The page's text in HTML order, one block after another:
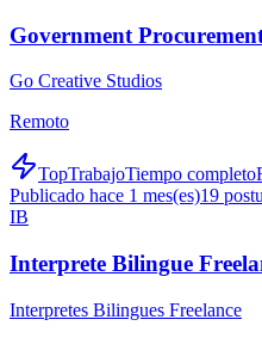
Government
Go Creative Studios
Remoto
TopTrabajoTiempo completo
Publicado hace 1 mes(es)19
IB
Interprete Bilingue
Interpretes Bilingues Freelance